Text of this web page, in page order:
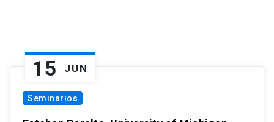
15 JUN
Seminarios